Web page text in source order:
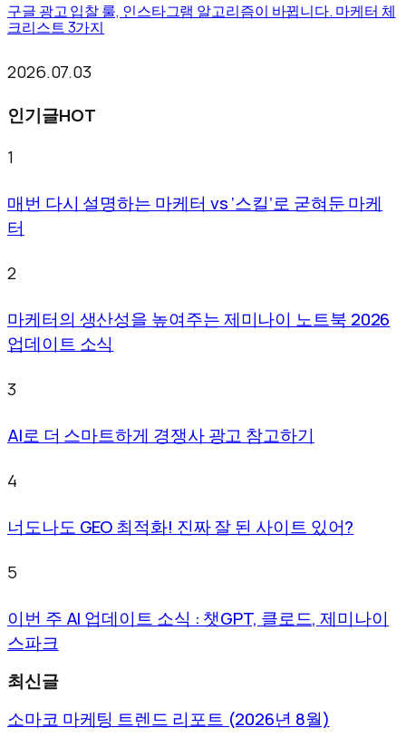
구글 광고 입찰 룰, 인스타그램 알고리즘이 바뀝니다. 마케터 체
크리스트 3가지
2026.07.03
인기글HOT
1
매번 다시 설명하는 마케터 vs ‘스킬’로 굳혀둔 마케
터
2
마케터의 생산성을 높여주는 제미나이 노트북 2026
업데이트 소식
3
AI로 더 스마트하게 경쟁사 광고 참고하기
4
너도나도 GEO 최적화! 진짜 잘 된 사이트 있어?
5
이번 주 AI 업데이트 소식 : 챗GPT, 클로드, 제미나이
스파크
최신글
소마코 마케팅 트렌드 리포트 (2026년 8월)